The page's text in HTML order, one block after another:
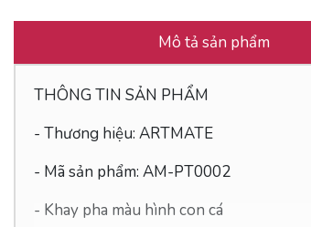
Mô tả sản phẩm
THÔNG TIN SẢN PHẨM
- Thương hiệu: ARTMATE
- Mã sản phẩm: AM-PT0002
- Khay pha màu hình con cá